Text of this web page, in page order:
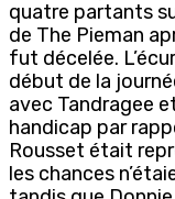
quatre partants
de The Pieman
fut décelée.
début de la
avec Tandragee
handicap par
Rousset était
les chances